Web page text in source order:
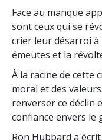
Face au manque
sont ceux qui se
crier leur désarroi
émeutes et la
À la racine de cette
moral et des valeurs.
renverser ce déclin
confiance envers le
Ron Hubbard a